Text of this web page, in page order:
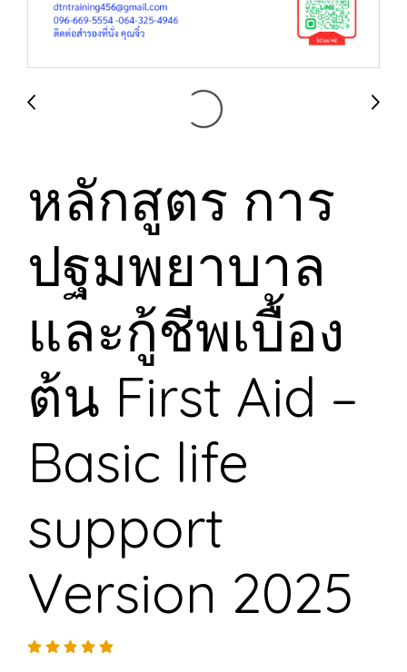
หลักสูตร การ
ปฐมพยาบาล
และกู้ชีพเบื้อง
ต้น First Aid –
Basic life
support
Version 2025